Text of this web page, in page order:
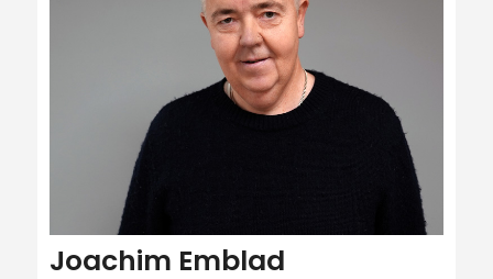
Joachim Emblad